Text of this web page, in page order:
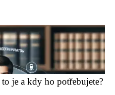
je a kdy ho potřebujete?